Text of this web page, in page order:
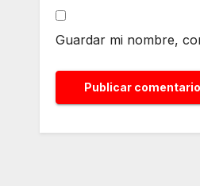
Guardar mi nombre,